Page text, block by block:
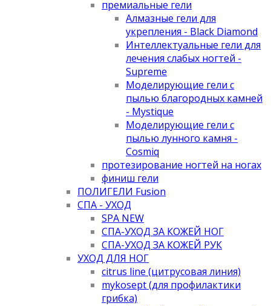
премиальные гели
Алмазные гели для
укрепления - Black Diamond
Интеллектуальные гели для
лечения слабых ногтей -
Supreme
Моделирующие гели с
пылью благородных камней
- Mystique
Моделирующие гели с
пылью лунного камня -
Cosmiq
протезирование ногтей на ногах
финиш гели
ПОЛИГЕЛИ Fusion
СПА - УХОД
SPA NEW
СПА-УХОД ЗА КОЖЕЙ НОГ
СПА-УХОД ЗА КОЖЕЙ РУК
УХОД ДЛЯ НОГ
citrus line (цитрусовая линия)
mykosept (для профилактики
грибка)